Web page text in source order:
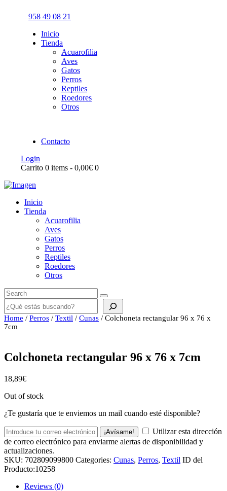
958 49 08 21
Inicio
Tienda
Acuarofilia
Aves
Gatos
Perros
Reptiles
Roedores
Otros
Contacto
Login
Carrito 0 items - 0,00€ 0
Inicio
Tienda
Acuarofilia
Aves
Gatos
Perros
Reptiles
Roedores
Otros
Buscar
Home / Perros / Textil / Cunas / Colchoneta rectangular 96 x 76 x
7cm
Colchoneta rectangular 96 x 76 x 7cm
18,89€
Out of stock
¿Te gustaría que te enviemos un mail cuando esté disponible?
¡Avísame!
Utilizar esta dirección
de correo electrónico para enviarme alertas de disponibilidad y
actualizaciones.
SKU: 702809099800 Categories: Cunas, Perros, Textil ID del
Producto:10258
Reviews (0)